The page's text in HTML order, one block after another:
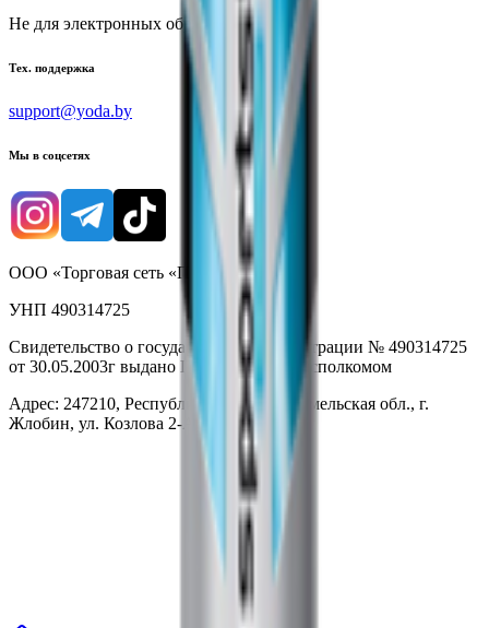
Не для электронных обращений
Тех. поддержка
support@yoda.by
Мы в соцсетях
ООО «Торговая сеть «Продмир»
УНП 490314725
Свидетельство о государственной регистрации № 490314725
от 30.05.2003г выдано Гомельским облисполкомом
Адрес: 247210, Республика Беларусь, Гомельская обл., г.
Жлобин, ул. Козлова 2-А